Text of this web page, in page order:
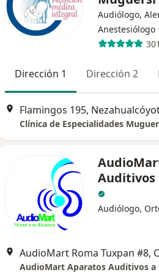
Audiólogo,
Anestesiólogo ·
Dirección 1 Dirección 2
Flamingos 195,
Clínica de Especialidades
Auditivos
Audiólogo,
AudioMart Aparatos Auditivos a